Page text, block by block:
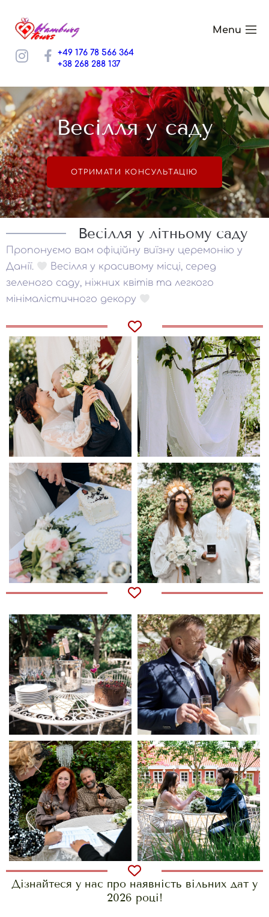
+49 176 78 566 364
+38 268 288 137
Весілля у саду
ОТРИМАТИ КОНСУЛЬТАЦІЮ
Весілля у літньому саду
Пропонуємо вам офіційну виїзну церемонію у
Данії.
Весілля у красивому місці, серед
зеленого саду, ніжних квітів та легкого
мінімалістичного декору
Дізнайтеся у нас про наявність вільних дат у
2026 році!